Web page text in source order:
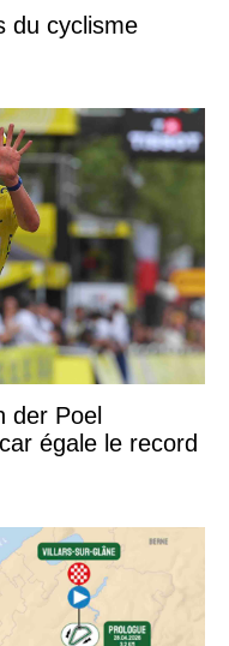
du cyclisme
der Poel
égale le record